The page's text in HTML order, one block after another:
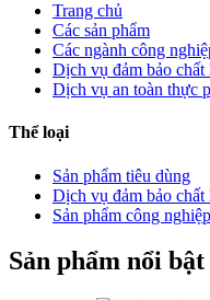
Trang chủ
Các sản phẩm
Các ngành công
Dịch vụ đảm bảo
Dịch vụ an toàn thực
Thể loại
Sản phẩm tiêu dùng
Dịch vụ đảm bảo
Sản phẩm công nghiệp
Sản phẩm nổi bật